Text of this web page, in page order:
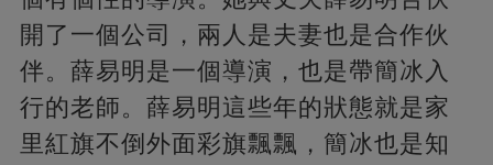
開了一個公司，兩人是夫妻也是合作伙
伴。薛易明是一個導演，也是帶簡冰入
行的老師。薛易明這些年的狀態就是家
里紅旗不倒外面彩旗飄飄，簡冰也是知